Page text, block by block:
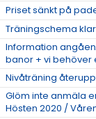
Priset sänkt på
Träningschema
Information
banor + vi behöver
Nivåträning
Glöm inte anmäla
Hösten 2020 /